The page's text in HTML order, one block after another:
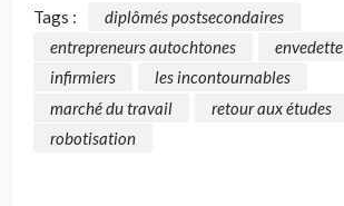
Tags :
diplômés postsecondaires
entrepreneurs autochtones
envedette
infirmiers
les incontournables
marché du travail
retour aux études
robotisation